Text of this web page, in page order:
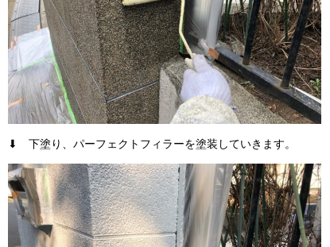
⬇ 下塗り、パーフェクトフィラーを塗装していきます。